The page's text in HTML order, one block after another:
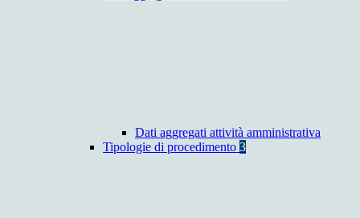
Dati aggregati attività amministrativa
Tipologie di procedimento 3